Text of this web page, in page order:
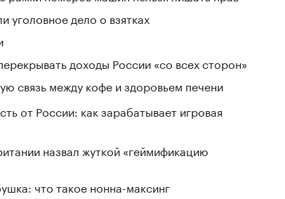
уголовное дело о взятках
доходы России «со всех сторон»
связь между кофе и здоровьем печени
от России: как зарабатывает игровая
назвал жуткой «геймификацию
что такое нонна-максинг